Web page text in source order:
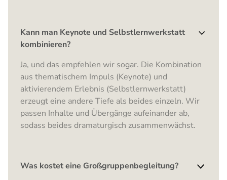
Kann man Keynote und Selbstlernwerkstatt
kombinieren?
Ja, und das empfehlen wir sogar. Die Kombination
aus thematischem Impuls (Keynote) und
aktivierendem Erlebnis (Selbstlernwerkstatt)
erzeugt eine andere Tiefe als beides einzeln. Wir
passen Inhalte und Übergänge aufeinander ab,
sodass beides dramaturgisch zusammenwächst.
Was kostet eine Großgruppenbegleitung?